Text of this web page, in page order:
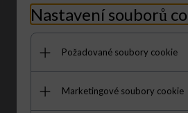
2392,00CZK 3192,00 CZK
Nastavení souborů
Požadované soubory cookie
Marketingové soubory cookie